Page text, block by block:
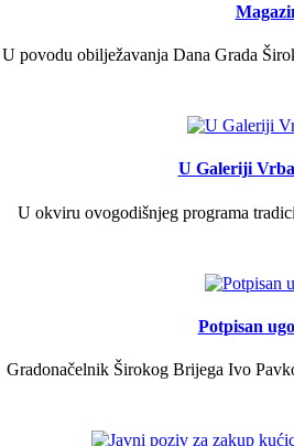
U povodu obilježavanja Dana Grada
U Galeriji
U okviru ovogodišnjeg programa
Potpisan
Gradonačelnik Širokog Brijega Ivo